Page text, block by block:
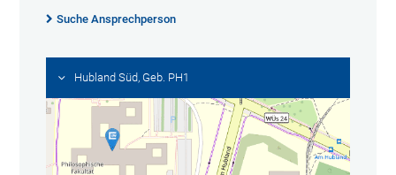
Suche Ansprechperson
Hubland Süd, Geb. PH1